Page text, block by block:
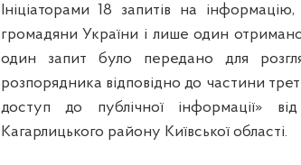
Ініціаторами 18 запитів на
громадяни України і лише один
один запит було передано для
розпорядника відповідно до частини
доступ до публічної інформації»
Кагарлицького району Київської області.